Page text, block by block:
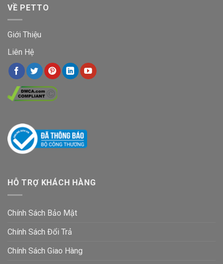
VỀ PETTO
Giới Thiệu
Liên Hệ
HỖ TRỢ KHÁCH HÀNG
Chính Sách Bảo Mật
Chính Sách Đổi Trả
Chính Sách Giao Hàng